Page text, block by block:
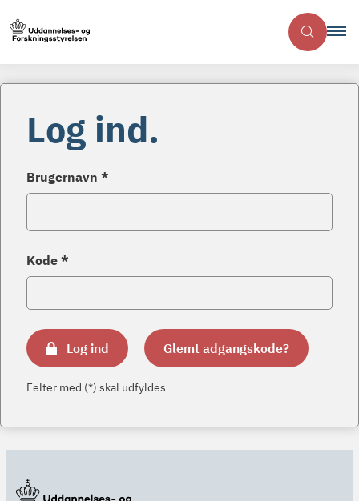
Log ind.
Brugernavn *
Kode *
Log ind Glemt adgangskode?
Felter med (*) skal udfyldes